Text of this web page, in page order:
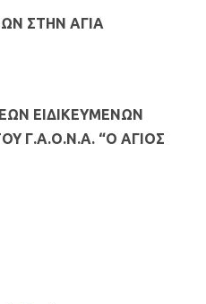
ΣΤΗΝ ΑΓΙΑ
ΕΙΔΙΚΕΥΜΕΝΩΝ
Γ.Α.Ο.Ν.Α. “Ο ΑΓΙΟΣ